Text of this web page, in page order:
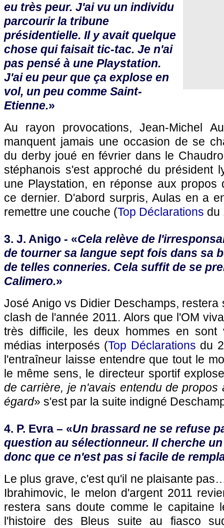
eu très peur. J'ai vu un individu
parcourir la tribune
présidentielle. Il y avait quelque
chose qui faisait tic-tac. Je n'ai
pas pensé à une Playstation.
J'ai eu peur que ça explose en
vol, un peu comme Saint-
Etienne.»
Au rayon provocations, Jean-Michel
manquent jamais une occasion de se
du derby joué en février dans le
stéphanois s'est approché du président
une Playstation, en réponse aux propos
ce dernier. D'abord surpris, Aulas en a
remettre une couche (Top Déclarations du
3. J. Anigo - «Cela relève de
de tourner sa langue sept fois dans sa
de telles conneries. Cela suffit de se
Calimero.»
José Anigo vs Didier Deschamps, restera
clash de l'année 2011. Alors que l'OM
très difficile, les deux hommes en sont
médias interposés (Top Déclarations du
l'entraîneur laisse entendre que tout le
le même sens, le directeur sportif
de carrière, je n'avais entendu de propos
égard» s'est par la suite indigné
4. P. Evra – «Un brassard ne se refuse
question au sélectionneur. Il cherche
donc que ce n'est pas si facile de
Le plus grave, c'est qu'il ne plaisante
Ibrahimovic, le melon d'argent 2011
restera sans doute comme le capitaine
l'histoire des Bleus suite au fiasco